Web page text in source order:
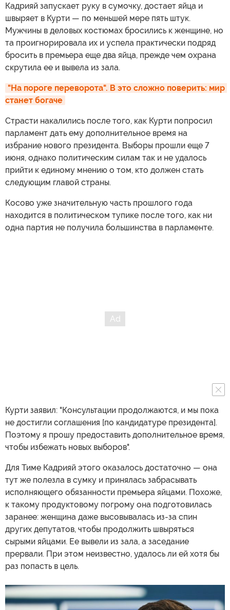
Кадрияй запускает руку в сумочку, достает яйца и
швыряет в Курти — по меньшей мере пять штук.
Мужчины в деловых костюмах бросились к женщине, но
та проигнорировала их и успела практически подряд
бросить в премьера еще два яйца, прежде чем охрана
скрутила ее и вывела из зала.
"На пороге переворота". В это сложно поверить: мир
станет богаче
Страсти накалились после того, как Курти попросил
парламент дать ему дополнительное время на
избрание нового президента. Выборы прошли еще 7
июня, однако политическим силам так и не удалось
прийти к единому мнению о том, кто должен стать
следующим главой страны.
Косово уже значительную часть прошлого года
находится в политическом тупике после того, как ни
одна партия не получила большинства в парламенте.
Курти заявил: "Консультации продолжаются, и мы пока
не достигли соглашения [по кандидатуре президента].
Поэтому я прошу предоставить дополнительное время,
чтобы избежать новых выборов".
Для Тиме Кадрияй этого оказалось достаточно — она
тут же полезла в сумку и принялась забрасывать
исполняющего обязанности премьера яйцами. Похоже,
к такому продуктовому погрому она подготовилась
заранее: женщина даже высовывалась из-за спин
других депутатов, чтобы продолжить швыряться
сырыми яйцами. Ее вывели из зала, а заседание
прервали. При этом неизвестно, удалось ли ей хотя бы
раз попасть в цель.